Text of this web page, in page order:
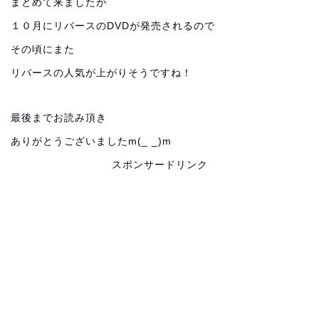
まとめて来ましたが
１０月にリバースのDVDが発売されるので
その頃にまた
リバースの人気が上がりそうですね！
最後までお読み頂き
ありがとうございましたm(_ _)m
スポンサードリンク